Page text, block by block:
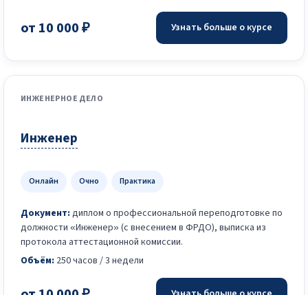
от 10 000 ₽ Узнать больше о курсе
ИНЖЕНЕРНОЕ ДЕЛО
Инженер
Онлайн Очно Практика
Документ: диплом о профессиональной переподготовке по
должности «Инженер» (с внесением в ФРДО), выписка из
протокола аттестационной комиссии.
Объём: 250 часов / 3 недели